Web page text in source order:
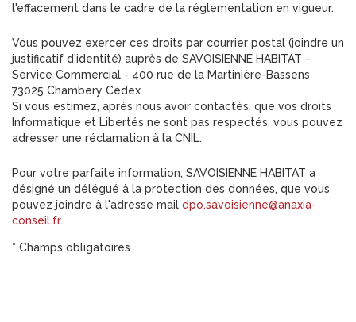
l'effacement dans le cadre de la réglementation en vigueur.
Vous pouvez exercer ces droits par courrier postal (joindre un
justificatif d'identité) auprès de SAVOISIENNE HABITAT –
Service Commercial - 400 rue de la Martinière-Bassens
73025 Chambery Cedex .
Si vous estimez, après nous avoir contactés, que vos droits
Informatique et Libertés ne sont pas respectés, vous pouvez
adresser une réclamation à la CNIL.
Pour votre parfaite information, SAVOISIENNE HABITAT a
désigné un délégué à la protection des données, que vous
pouvez joindre à l'adresse mail dpo.savoisienne@anaxia-
conseil.fr.
* Champs obligatoires